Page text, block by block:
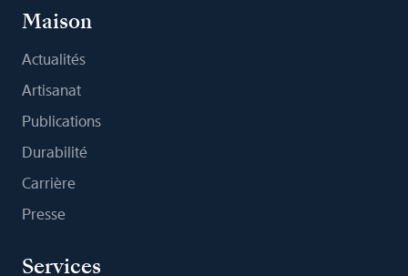
Maison
Actualités
Artisanat
Publications
Durabilité
Carrière
Presse
Services